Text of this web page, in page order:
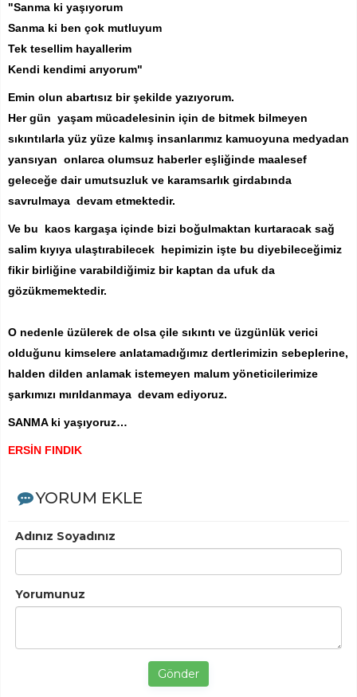
"Sanma ki yaşıyorum
Sanma ki ben çok mutluyum
Tek tesellim hayallerim
Kendi kendimi arıyorum"
Emin olun abartısız bir şekilde yazıyorum.
Her gün yaşam mücadelesinin için de bitmek bilmeyen
sıkıntılarla yüz yüze kalmış insanlarımız kamuoyuna medyadan
yansıyan onlarca olumsuz haberler eşliğinde maalesef
geleceğe dair umutsuzluk ve karamsarlık girdabında
savrulmaya devam etmektedir.
Ve bu kaos kargaşa içinde bizi boğulmaktan kurtaracak sağ
salim kıyıya ulaştırabilecek hepimizin işte bu diyebileceğimiz
fikir birliğine varabildiğimiz bir kaptan da ufuk da
gözükmemektedir.
O nedenle üzülerek de olsa çile sıkıntı ve üzgünlük verici
olduğunu kimselere anlatamadığımız dertlerimizin sebeplerine,
halden dilden anlamak istemeyen malum yöneticilerimize
şarkımızı mırıldanmaya devam ediyoruz.
SANMA ki yaşıyoruz…
ERSİN FINDIK
YORUM EKLE
Adınız Soyadınız
Yorumunuz
Gönder